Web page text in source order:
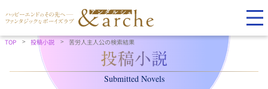
TOP 投稿小説 苦労人主人公の検索結果
Submitted Novels